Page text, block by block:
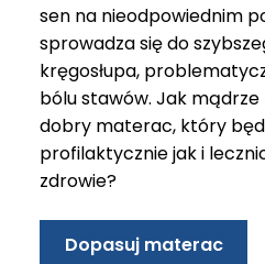
sen na nieodpowiednim
sprowadza się do
kręgosłupa,
bólu stawów. Jak
dobry materac, który
profilaktycznie jak i
zdrowie?
Dopasuj materac